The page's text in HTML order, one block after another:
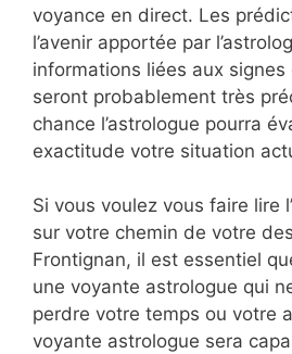
voyance en direct. Les
l’avenir apportée par
informations liées aux signes
seront probablement très
chance l’astrologue pourra
exactitude votre situation
Si vous voulez vous faire lire
sur votre chemin de votre
Frontignan, il est essentiel
une voyante astrologue qui
perdre votre temps ou votre
voyante astrologue sera